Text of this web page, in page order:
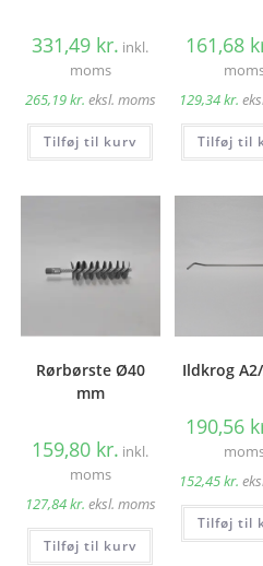
331,49 kr. inkl.
moms
265,19kr. eksl. moms
Tilføj til kurv
161,68
129,34kr.
Tilføj til
Rørbørste Ø40
mm
159,80 kr. inkl.
moms
127,84kr. eksl. moms
Tilføj til kurv
Ildkrog
190,56
152,45kr.
Tilføj til